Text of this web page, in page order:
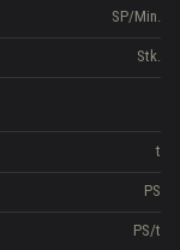
SP/Min.
Stk.
t
PS
PS/t